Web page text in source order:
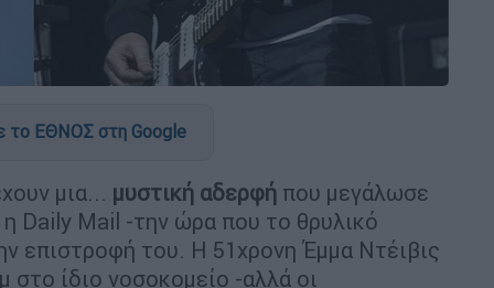
το ΕΘΝΟΣ στη Google
μια... μυστική αδερφή που μεγάλωσε
Daily Mail -την ώρα που το θρυλικό
επιστροφή του. Η 51χρονη Έμμα Ντέιβις
στο ίδιο νοσοκομείο -αλλά οι